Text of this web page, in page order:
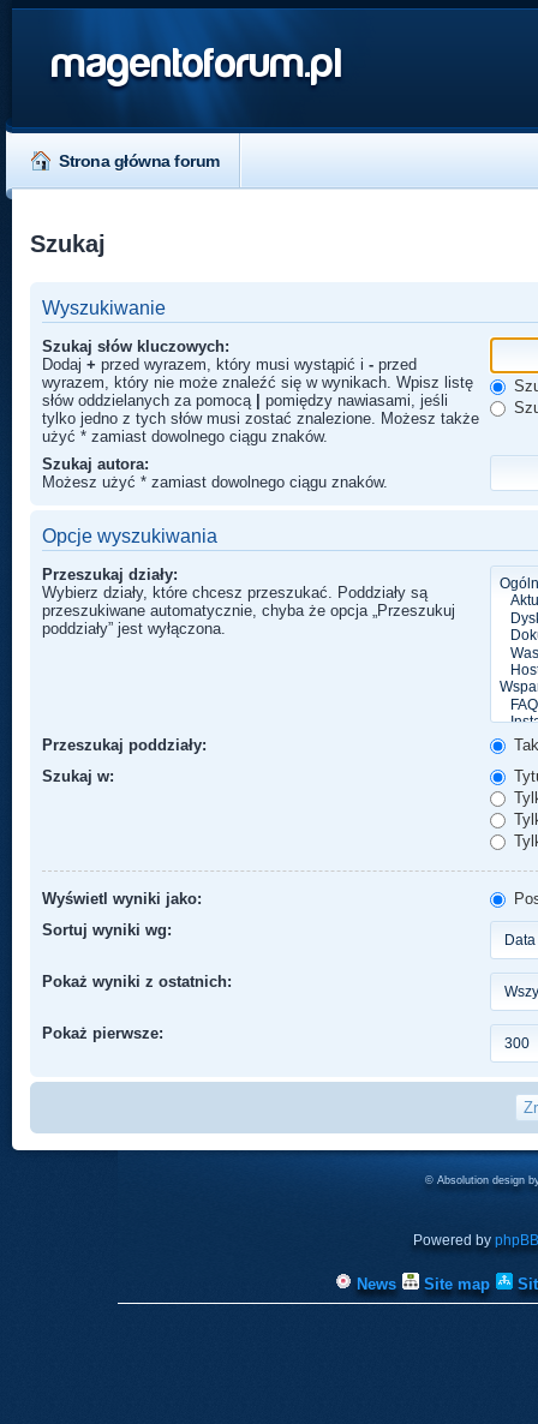
magentoforum.pl
Strona główna forum
Szukaj
Wyszukiwanie
Szukaj słów kluczowych:
Dodaj + przed wyrazem, który musi wystąpić i - przed
wyrazem, który nie może znaleźć się w wynikach. Wpisz listę
słów oddzielanych za pomocą
pomiędzy nawiasami, jeśli
tylko jedno z tych słów musi zostać znalezione. Możesz także
użyć * zamiast dowolnego ciągu znaków.
Szukaj autora:
Możesz użyć * zamiast dowolnego ciągu znaków.
Opcje wyszukiwania
Przeszukaj działy:
Wybierz działy, które chcesz przeszukać. Poddziały są
przeszukiwane automatycznie, chyba że opcja „Przeszukuj
poddziały” jest wyłączona.
Przeszukaj poddziały:
Szukaj w:
Wyświetl wyniki jako:
Sortuj wyniki wg:
Pokaż wyniki z ostatnich:
Pokaż pierwsze:
© Absolution design
Powered by phpBB
News Site map